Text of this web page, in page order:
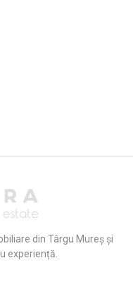
din Târgu Mureș și
experiență.